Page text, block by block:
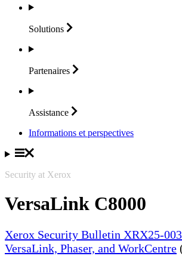
Solutions
Partenaires
Assistance
Informations et perspectives
Security at Xerox
VersaLink C8000
Xerox Security Bulletin XRX25-
VersaLink, Phaser, and WorkCentre